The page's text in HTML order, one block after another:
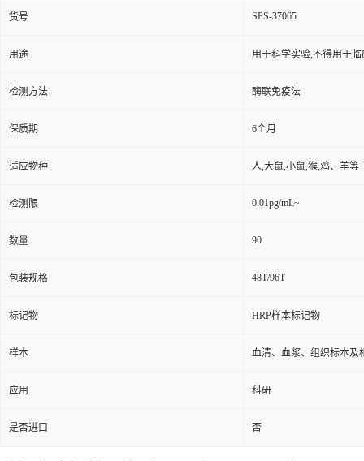
货号 SPS-37065
用途 用于科学实验,不得用于临
检测方法 酶联免疫法
保质期 6个月
适应物种 人,大鼠,小鼠,猴,鸡、羊等
检测限 0.01pg/mL~
数量 90
包装规格 48T/96T
标记物 HRP样本标记物
样本 血清、血浆、组织标本及
应用 科研
是否进口 否